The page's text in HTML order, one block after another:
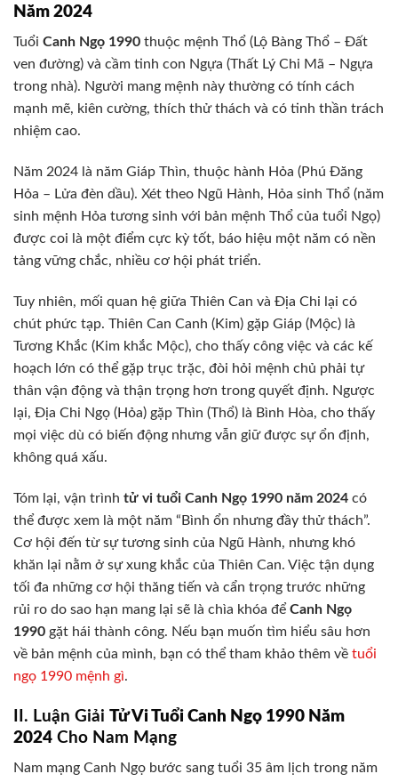
Năm 2024
Tuổi Canh Ngọ 1990 thuộc mệnh Thổ (Lộ Bàng Thổ – Đất
ven đường) và cầm tinh con Ngựa (Thất Lý Chi Mã – Ngựa
trong nhà). Người mang mệnh này thường có tính cách
mạnh mẽ, kiên cường, thích thử thách và có tinh thần trách
nhiệm cao.
Năm 2024 là năm Giáp Thìn, thuộc hành Hỏa (Phú Đăng
Hỏa – Lửa đèn dầu). Xét theo Ngũ Hành, Hỏa sinh Thổ (năm
sinh mệnh Hỏa tương sinh với bản mệnh Thổ của tuổi Ngọ)
được coi là một điểm cực kỳ tốt, báo hiệu một năm có nền
tảng vững chắc, nhiều cơ hội phát triển.
Tuy nhiên, mối quan hệ giữa Thiên Can và Địa Chi lại có
chút phức tạp. Thiên Can Canh (Kim) gặp Giáp (Mộc) là
Tương Khắc (Kim khắc Mộc), cho thấy công việc và các kế
hoạch lớn có thể gặp trục trặc, đòi hỏi mệnh chủ phải tự
thân vận động và thận trọng hơn trong quyết định. Ngược
lại, Địa Chi Ngọ (Hỏa) gặp Thìn (Thổ) là Bình Hòa, cho thấy
mọi việc dù có biến động nhưng vẫn giữ được sự ổn định,
không quá xấu.
Tóm lại, vận trình tử vi tuổi Canh Ngọ 1990 năm 2024 có
thể được xem là một năm “Bình ổn nhưng đầy thử thách”.
Cơ hội đến từ sự tương sinh của Ngũ Hành, nhưng khó
khăn lại nằm ở sự xung khắc của Thiên Can. Việc tận dụng
tối đa những cơ hội thăng tiến và cẩn trọng trước những
rủi ro do sao hạn mang lại sẽ là chìa khóa để Canh Ngọ
1990 gặt hái thành công. Nếu bạn muốn tìm hiểu sâu hơn
về bản mệnh của mình, bạn có thể tham khảo thêm về tuổi
ngọ 1990 mệnh gì.
II. Luận Giải Tử Vi Tuổi Canh Ngọ 1990 Năm
2024 Cho Nam Mạng
Nam mạng Canh Ngọ bước sang tuổi 35 âm lịch trong năm